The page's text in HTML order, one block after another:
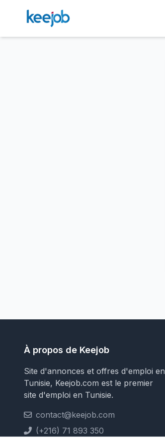
À propos de Keejob
Site d'annonces et offres d'emploi en
Tunisie, Keejob.com est le premier
site d'emploi en Tunisie.
contact@keejob.com
(+216) 71 893 350